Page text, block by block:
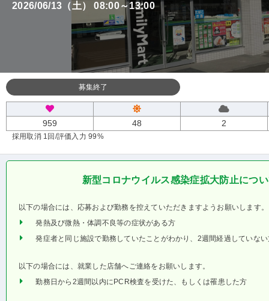
2026/06/13（土） 08:00～13:00
募集終了
959 48 2
採用取消 1回 /評価入力 99%
新型コロナウイルス感染症拡大防止につ
以下の場合には、応募および勤務を控えていただきますようお願いします。
発熱及び微熱・体調不良等の症状がある方
発症者と同じ施設で勤務していたことがわかり、2週間経過していな
以下の場合には、就業した店舗へご連絡をお願いします。
勤務日から2週間以内にPCR検査を受けた、もしくは罹患した方